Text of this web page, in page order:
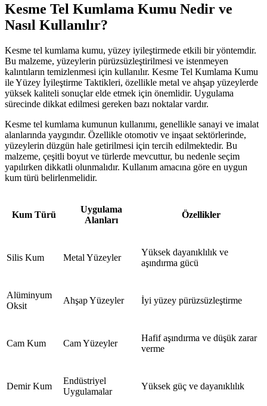
Kesme Tel Kumlama Kumu Nedir ve
Nasıl Kullanılır?
Kesme tel kumlama kumu, yüzey iyileştirmede etkili bir yöntemdir.
Bu malzeme, yüzeylerin pürüzsüzleştirilmesi ve istenmeyen
kalıntıların temizlenmesi için kullanılır. Kesme Tel Kumlama Kumu
ile Yüzey İyileştirme Taktikleri, özellikle metal ve ahşap yüzeylerde
yüksek kaliteli sonuçlar elde etmek için önemlidir. Uygulama
sürecinde dikkat edilmesi gereken bazı noktalar vardır.
Kesme tel kumlama kumunun kullanımı, genellikle sanayi ve imalat
alanlarında yaygındır. Özellikle otomotiv ve inşaat sektörlerinde,
yüzeylerin düzgün hale getirilmesi için tercih edilmektedir. Bu
malzeme, çeşitli boyut ve türlerde mevcuttur, bu nedenle seçim
yapılırken dikkatli olunmalıdır. Kullanım amacına göre en uygun
kum türü belirlenmelidir.
Kum Türü
Uygulama
Alanları
Özellikler
Silis Kum Metal Yüzeyler
Yüksek dayanıklılık ve
aşındırma gücü
Alüminyum
Oksit
Ahşap Yüzeyler İyi yüzey pürüzsüzleştirme
Cam Kum Cam Yüzeyler
Hafif aşındırma ve düşük zarar
verme
Demir Kum
Endüstriyel
Uygulamalar
Yüksek güç ve dayanıklılık